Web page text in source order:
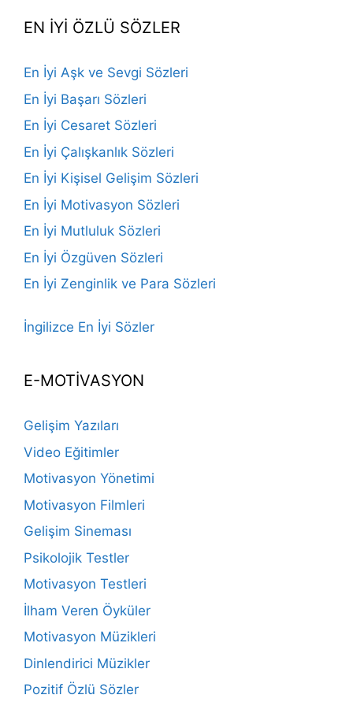
EN İYİ ÖZLÜ SÖZLER
En İyi Aşk ve Sevgi Sözleri
En İyi Başarı Sözleri
En İyi Cesaret Sözleri
En İyi Çalışkanlık Sözleri
En İyi Kişisel Gelişim Sözleri
En İyi Motivasyon Sözleri
En İyi Mutluluk Sözleri
En İyi Özgüven Sözleri
En İyi Zenginlik ve Para Sözleri
İngilizce En İyi Sözler
E-MOTİVASYON
Gelişim Yazıları
Video Eğitimler
Motivasyon Yönetimi
Motivasyon Filmleri
Gelişim Sineması
Psikolojik Testler
Motivasyon Testleri
İlham Veren Öyküler
Motivasyon Müzikleri
Dinlendirici Müzikler
Pozitif Özlü Sözler